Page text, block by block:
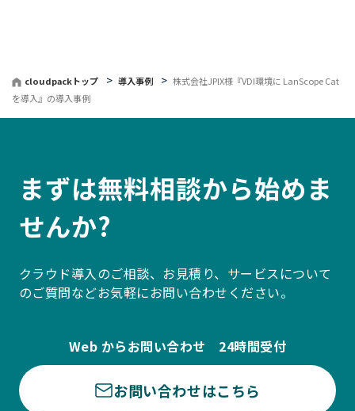
cloudpackトップ 導入事例
株式会社JPIX様『VDI環境に LanScope Cat
を導入』の導入事例
まずは無料相談から始めま
せんか?
クラウド導入のご相談、お見積り、サービスについて
のご質問などお気軽にお問い合わせください。
Web からお問い合わせ 24時間受付
お問い合わせはこちら